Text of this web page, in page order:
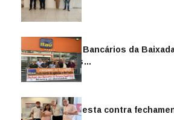
Sindicato dos Bancários da
reintegra mais…
Jul 14, 2026
Sindicato protesta contra